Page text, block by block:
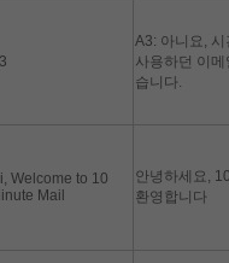
A3: 아니요,
사용하던 이
습니다.
Welcome to 10
Mail
안녕하세요,
환영합니다